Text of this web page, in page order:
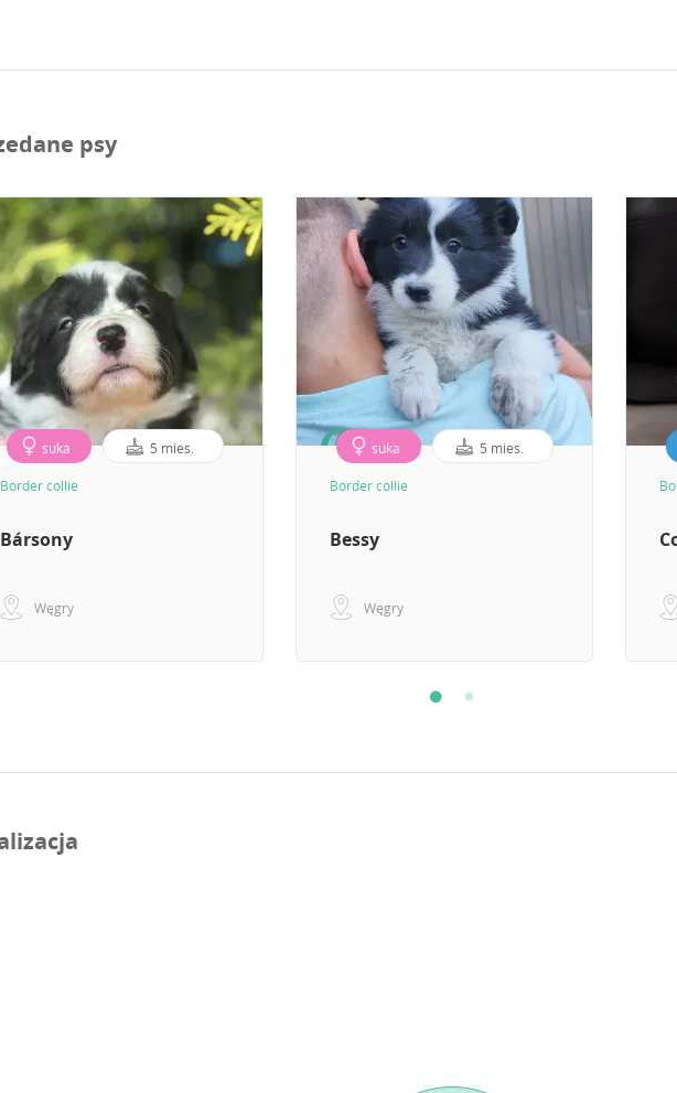
psy
suka 5 mies.
Border collie
Bársony
Węgry
suka 5 mies.
Border collie
Bessy
Węgry